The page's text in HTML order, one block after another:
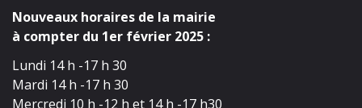
Nouveaux horaires de la mairie
à compter du 1er février 2025 :
Lundi 14 h -17 h 30
Mardi 14 h -17 h 30
Mercredi 10 h -12 h et 14 h -17 h30